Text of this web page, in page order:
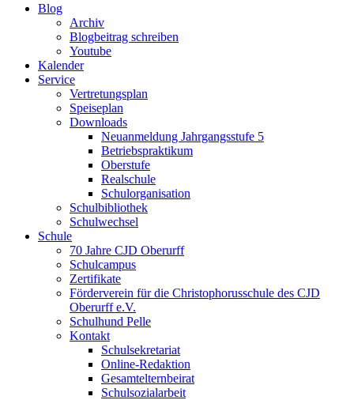
Blog
Archiv
Blogbeitrag schreiben
Youtube
Kalender
Service
Vertretungsplan
Speiseplan
Downloads
Neuanmeldung Jahrgangsstufe 5
Betriebspraktikum
Oberstufe
Realschule
Schulorganisation
Schulbibliothek
Schulwechsel
Schule
70 Jahre CJD Oberurff
Schulcampus
Zertifikate
Förderverein für die Christophorusschule des CJD
Oberurff e.V.
Schulhund Pelle
Kontakt
Schulsekretariat
Online-Redaktion
Gesamtelternbeirat
Schulsozialarbeit